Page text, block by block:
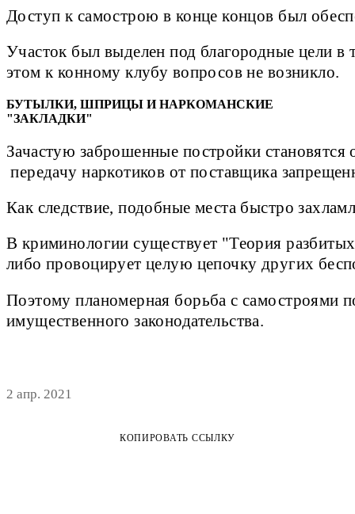
Доступ к самострою в конце концов был
Участок был выделен под благородные цели в
этом к конному клубу вопросов не возникло.
БУТЫЛКИ, ШПРИЦЫ И НАРКОМАНСКИЕ
"ЗАКЛАДКИ"
Зачастую заброшенные постройки
передачу наркотиков от поставщика
Как следствие, подобные места быстро
В криминологии существует "Теория
либо провоцирует целую цепочку других
Поэтому планомерная борьба с самостроями
имущественного законодательства.
2 апр. 2021
КОПИРОВАТЬ ССЫЛКУ